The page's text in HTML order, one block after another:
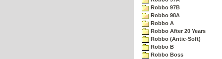
Robbo 97B
Robbo 98A
Robbo A
Robbo After 20 Years
Robbo (Antic-Soft)
Robbo B
Robbo Boss